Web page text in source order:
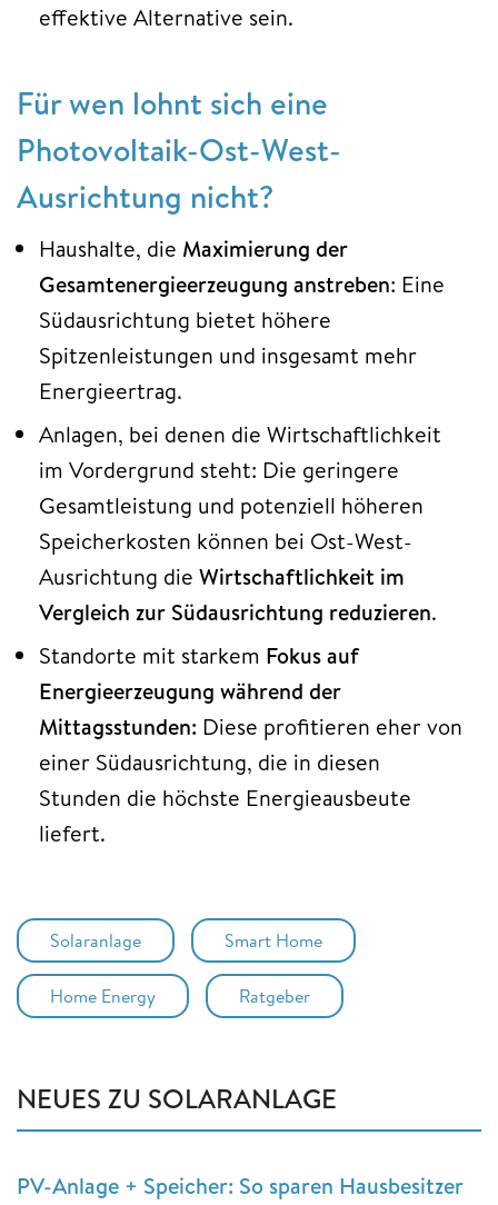
effektive Alternative sein.
Für wen lohnt sich eine
Photovoltaik-Ost-West-
Ausrichtung nicht?
Haushalte, die Maximierung der
Gesamtenergieerzeugung anstreben: Eine
Südausrichtung bietet höhere
Spitzenleistungen und insgesamt mehr
Energieertrag.
Anlagen, bei denen die Wirtschaftlichkeit
im Vordergrund steht: Die geringere
Gesamtleistung und potenziell höheren
Speicherkosten können bei Ost-West-
Ausrichtung die Wirtschaftlichkeit im
Vergleich zur Südausrichtung reduzieren.
Standorte mit starkem Fokus auf
Energieerzeugung während der
Mittagsstunden: Diese profitieren eher von
einer Südausrichtung, die in diesen
Stunden die höchste Energieausbeute
liefert.
Solaranlage Smart Home
Home Energy Ratgeber
NEUES ZU SOLARANLAGE
PV-Anlage + Speicher: So sparen Hausbesitzer